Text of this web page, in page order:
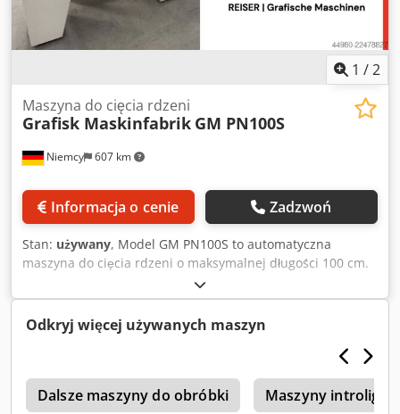
1 /2
Niemcy 607 km
Maszyna do cięcia rdzeni
Grafisk Maskinfabrik GM PN100S
Informacja o cenie Zadzwoń
Stan: używany, Model GM PN100S to automatyczna
maszyna do cięcia rdzeni o maksymalnej długości 100 cm.
Chedozq U Unepfx Al Dea Obsługa urządzenia odbywa się
za pomocą ekranu dotykowego. Maksymalna grubość
ścianki: 10 mm Średnica wewnętrzna rdzenia: 25 mm (1") –
120 mm (4,7").
Odkryj więcej używanych maszyn
Dalsze maszyny do obróbki Maszyny